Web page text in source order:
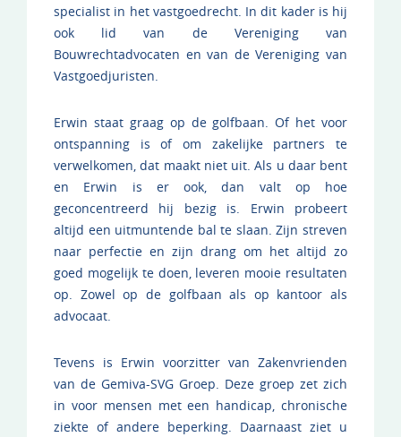
specialist in het vastgoedrecht. In dit kader is hij
ook lid van de Vereniging van
Bouwrechtadvocaten en van de Vereniging van
Vastgoedjuristen.
Erwin staat graag op de golfbaan. Of het voor
ontspanning is of om zakelijke partners te
verwelkomen, dat maakt niet uit. Als u daar bent
en Erwin is er ook, dan valt op hoe
geconcentreerd hij bezig is. Erwin probeert
altijd een uitmuntende bal te slaan. Zijn streven
naar perfectie en zijn drang om het altijd zo
goed mogelijk te doen, leveren mooie resultaten
op. Zowel op de golfbaan als op kantoor als
advocaat.
Tevens is Erwin voorzitter van Zakenvrienden
van de Gemiva-SVG Groep. Deze groep zet zich
in voor mensen met een handicap, chronische
ziekte of andere beperking. Daarnaast ziet u